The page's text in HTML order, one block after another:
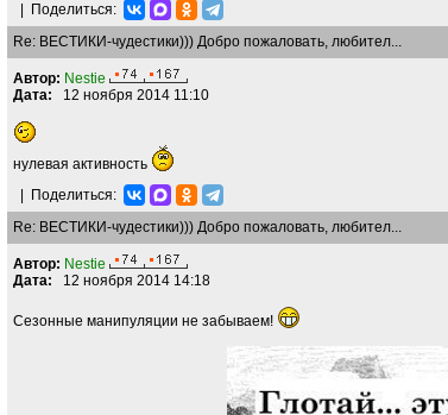
Поделиться:
Re: ВЕСТИКИ-чудестики))) Добро пожаловать, любител...
Автор: Nestie
Дата: 12 ноября 2014 11:10
нулевая активность
Поделиться:
Re: ВЕСТИКИ-чудестики))) Добро пожаловать, любител...
Автор: Nestie
Дата: 12 ноября 2014 14:18
Сезонные манипуляции не забываем!